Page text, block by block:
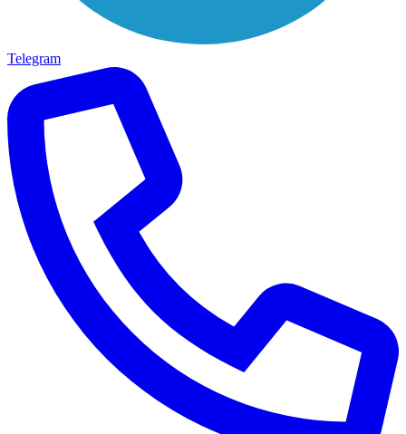
Telegram